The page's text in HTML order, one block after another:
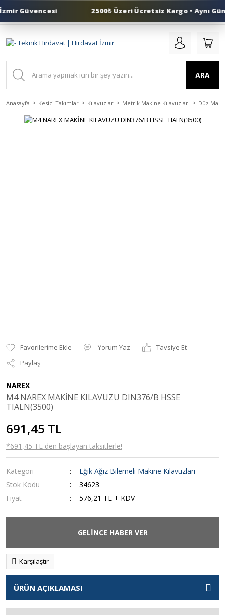
0 (553) 324 41 50
ARA
Anasayfa Kesici Takımlar Kılavuzlar Metrik Makine Kılavuzları Düz
Yorum Yaz
Tavsiye Et
Paylaş
NAREX
M4 NAREX MAKİNE KILAVUZU DIN376/B HSSE
TIALN(3500)
691,45 TL
*691,45 TL den başlayan taksitlerle!
Kategori
Eğik Ağız Bilemeli Makine Kılavuzları
Stok Kodu
34623
Fiyat
576,21 TL + KDV
GELİNCE HABER VER
Karşılaştır
ÜRÜN AÇIKLAMASI
Güvencesi 2500₺ Üzeri Ücretsiz Kargo • Aynı